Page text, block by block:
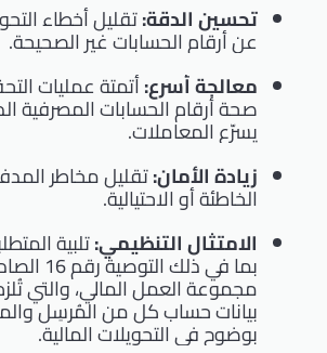
تحسين الدقة:تقليل أخطاء
عن أرقام الحسابات غير الصحيحة.
معالجة أسرع:أتمتة عمليات
صحة أرقام الحسابات المصرفية
يسرّع المعاملات.
زيادة الأمان:تقليل مخاطر
الخاطئة أو الاحتيالية.
الامتثال التنظيمي:تلبية
بما في ذلك
مجموعة العمل المالي، والتي
بيانات حساب كل من المُرسِل
بوضوح في التحويلات المالية.